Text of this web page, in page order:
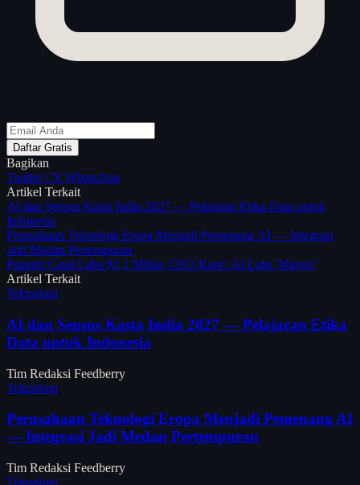
Daftar Gratis
Bagikan
Twitter / X WhatsApp
Artikel Terkait
AI dan Sensus Kasta India 2027 — Pelajaran Etika Data untuk
Indonesia
Perusahaan Teknologi Eropa Menjadi Pemenang AI — Integrasi
Jadi Medan Pertempuran
Palantir Catat Laba $1,1 Miliar, CEO Karp: AI Labs 'Marxis'
Artikel Terkait
Teknologi
AI dan Sensus Kasta India 2027 — Pelajaran Etika
Data untuk Indonesia
Tim Redaksi Feedberry
Teknologi
Perusahaan Teknologi Eropa Menjadi Pemenang AI
— Integrasi Jadi Medan Pertempuran
Tim Redaksi Feedberry